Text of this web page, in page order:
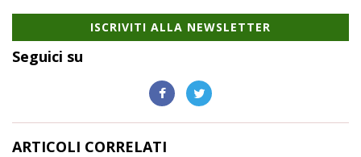
ISCRIVITI ALLA NEWSLETTER
Seguici su
ARTICOLI CORRELATI